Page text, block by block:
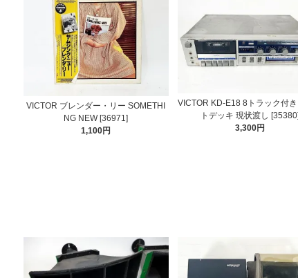
VICTOR ブレンダー・リー SOMETHI
NG NEW [36971]
1,100円
VICTOR KD-E18 8トラック付
トデッキ 現状渡し
3,300円